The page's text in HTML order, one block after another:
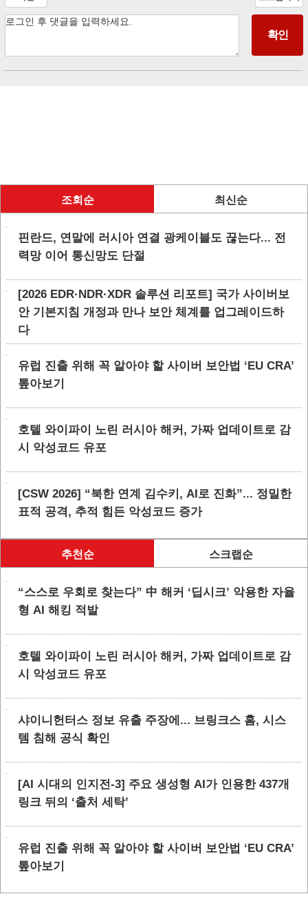
조회순 최신순
핀란드, 연말에 러시아 연결 광케이블도 끊는다... 전
력망 이어 통신망도 단절
[2026 EDR·NDR·XDR 솔루션 리포트] 국가 사이버보
안 기본지침 개정과 만나 보안 체계를 업그레이드하
다
유럽 진출 위해 꼭 알아야 할 사이버 보안법 ‘EU CRA’
톺아보기
호텔 와이파이 노린 러시아 해커, 가짜 업데이트로 감
시 악성코드 유포
[CSW 2026] “북한 연계 김수키, AI로 진화”... 정밀한
표적 공격, 추적 힘든 악성코드 증가
추천순 스크랩순
“스스로 우회로 찾는다” 中 해커 ‘딥시크’ 악용한 자율
형 AI 해킹 적발
호텔 와이파이 노린 러시아 해커, 가짜 업데이트로 감
시 악성코드 유포
샤이니헌터스 정보 유출 주장에... 브링크스 홈, 시스
템 침해 공식 확인
[AI 시대의 인지전-3] 주요 생성형 AI가 인용한 437개
링크 뒤의 ‘출처 세탁’
유럽 진출 위해 꼭 알아야 할 사이버 보안법 ‘EU CRA’
톺아보기